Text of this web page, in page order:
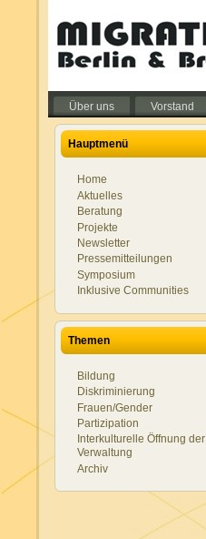
Über uns Vorstand
Hauptmenü
Home
Aktuelles
Beratung
Projekte
Newsletter
Pressemitteilungen
Symposium
Inklusive Communities
Themen
Bildung
Diskriminierung
Frauen/Gender
Partizipation
Interkulturelle Öffnung der
Verwaltung
Archiv